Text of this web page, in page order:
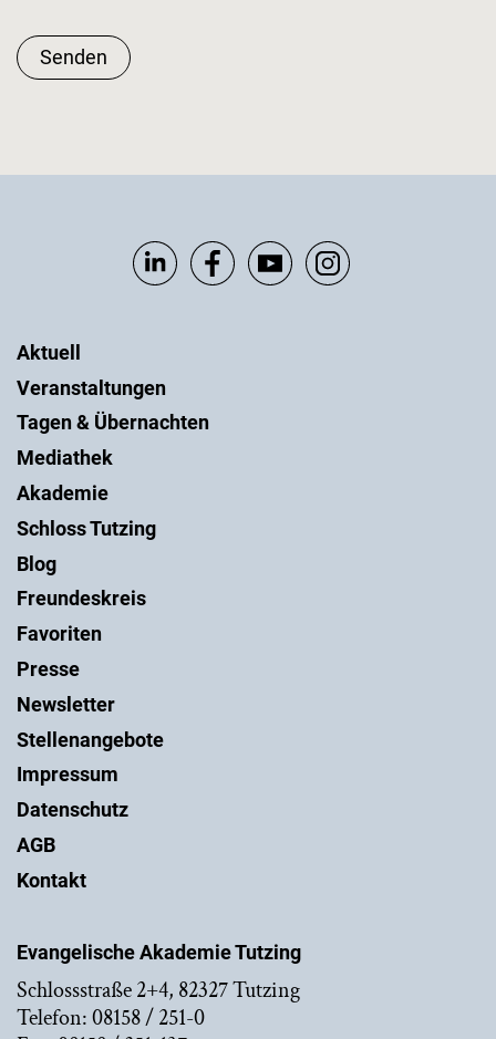
Senden
Evangelische Akademie Tutzing
Schlossstraße 2+4, 82327 Tutzing
Telefon: 08158 / 251-0
Aktuell
Veranstaltungen
Tagen & Übernachten
Mediathek
Akademie
Schloss Tutzing
Blog
Freundeskreis
Favoriten
Presse
Newsletter
Stellenangebote
Impressum
Datenschutz
AGB
Kontakt